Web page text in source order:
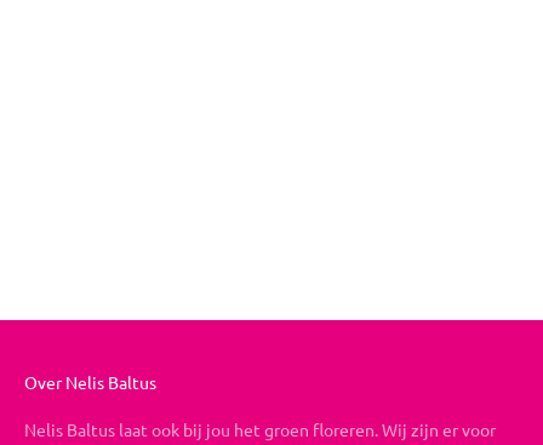
Over Nelis Baltus
Nelis Baltus laat ook bij jou het groen floreren. Wij zijn er voor